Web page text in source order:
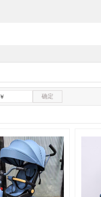
￥ 确定